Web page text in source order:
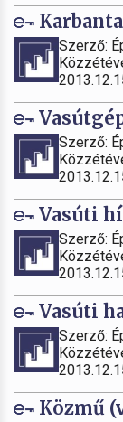
Szerző:
Szerző:
Vasúti
Szerző:
Vasúti
Szerző:
Közmű